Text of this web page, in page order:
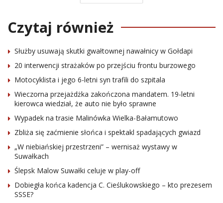
Czytaj również
Służby usuwają skutki gwałtownej nawałnicy w Gołdapi
20 interwencji strażaków po przejściu frontu burzowego
Motocyklista i jego 6-letni syn trafili do szpitala
Wieczorna przejażdżka zakończona mandatem. 19-letni
kierowca wiedział, że auto nie było sprawne
Wypadek na trasie Malinówka Wielka-Bałamutowo
Zbliża się zaćmienie słońca i spektakl spadających gwiazd
„W niebiańskiej przestrzeni” – wernisaż wystawy w
Suwałkach
Ślepsk Malow Suwałki celuje w play-off
Dobiegła końca kadencja C. Cieślukowskiego – kto prezesem
SSSE?